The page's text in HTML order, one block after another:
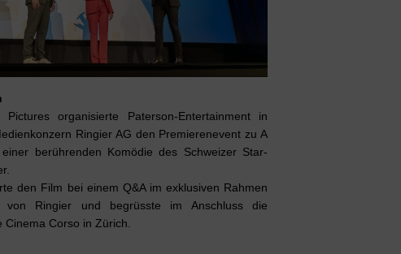
organisierte Paterson-Entertainment in
Ringier AG den Premierenevent zu A
berührenden Komödie des Schweizer Star-
den Film bei einem Q&A im exklusiven Rahmen
von Ringier und begrüsste im Anschluss die
Corso in Zürich.